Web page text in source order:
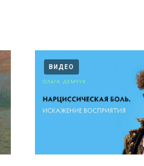
ВИДЕО